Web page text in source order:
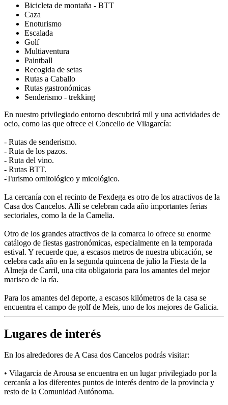
Bicicleta de montaña - BTT
Caza
Enoturismo
Escalada
Golf
Multiaventura
Paintball
Recogida de setas
Rutas a Caballo
Rutas gastronómicas
Senderismo - trekking
En nuestro privilegiado entorno descubrirá mil y una actividades de
ocio, como las que ofrece el Concello de Vilagarcía:
- Rutas de senderismo.
- Ruta de los pazos.
- Ruta del vino.
- Rutas BTT.
-Turismo ornitológico y micológico.
La cercanía con el recinto de Fexdega es otro de los atractivos de la
Casa dos Cancelos. Allí se celebran cada año importantes ferias
sectoriales, como la de la Camelia.
Otro de los grandes atractivos de la comarca lo ofrece su enorme
catálogo de fiestas gastronómicas, especialmente en la temporada
estival. Y recuerde que, a escasos metros de nuestra ubicación, se
celebra cada año en la segunda quincena de julio la Fiesta de la
Almeja de Carril, una cita obligatoria para los amantes del mejor
marisco de la ría.
Para los amantes del deporte, a escasos kilómetros de la casa se
encuentra el campo de golf de Meis, uno de los mejores de Galicia.
Lugares de interés
En los alrededores de A Casa dos Cancelos podrás visitar:
• Vilagarcia de Arousa se encuentra en un lugar privilegiado por la
cercanía a los diferentes puntos de interés dentro de la provincia y
resto de la Comunidad Autónoma.